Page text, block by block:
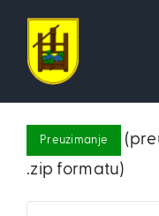
content
Preuzimanje
.zip formatu)